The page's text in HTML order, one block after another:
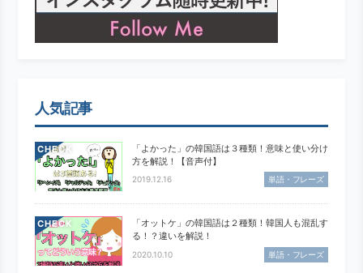
人気記事
CHECK
「よかった」の韓国語は３種類！意味と使い分け
方を解説！【音声付】
2019.12.16 単語・フレーズ
CHECK
「オットケ」の韓国語は２種類！韓国人も混乱す
る！？違いを解説！
2020.10.10 単語・フレーズ